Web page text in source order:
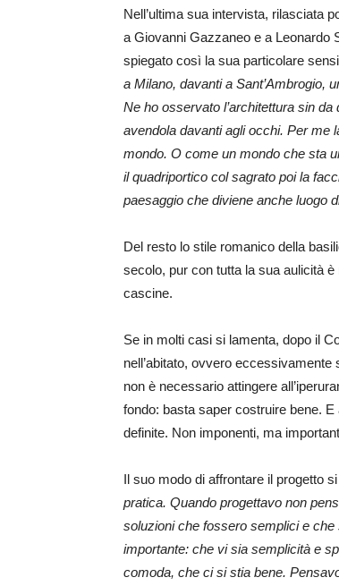
Nell’ultima sua intervista, rilasciata
a Giovanni Gazzaneo e a Leonardo
spiegato così la sua particolare
a Milano, davanti a Sant’Ambrogio,
Ne ho osservato l’architettura sin
avendola davanti agli occhi. Per me
mondo. O come un mondo che sta
il quadriportico col sagrato poi la
paesaggio che diviene anche luogo
Del resto lo stile romanico della
secolo, pur con tutta la sua aulicità
cascine.
Se in molti casi si lamenta, dopo il
nell’abitato, ovvero
non è necessario attingere
fondo: basta saper costruire bene.
definite. Non imponenti, ma
Il suo modo di affrontare il progetto
pratica. Quando progettavo non
soluzioni che fossero semplici e
importante: che vi sia semplicità e
comoda, che ci si stia bene.